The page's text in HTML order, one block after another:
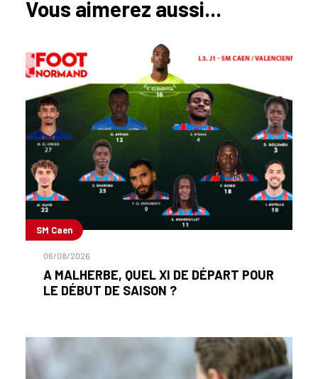
Vous aimerez aussi...
SM Caen
06/08/2026
A MALHERBE, QUEL XI DE DÉPART POUR
LE DÉBUT DE SAISON ?